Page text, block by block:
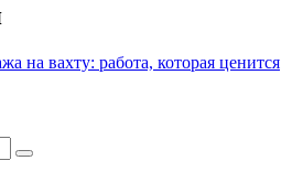
на вахту: работа, которая ценится